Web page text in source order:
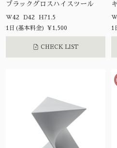
ブラックグロスハイスツール
W42 D42 H71.5
1日(基本料金) ¥1,500
CHECK LIST
1